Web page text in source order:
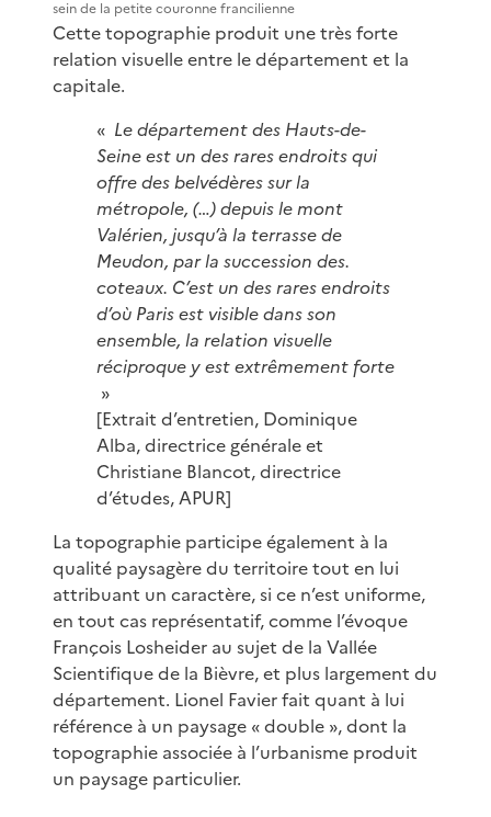
sein de la petite couronne francilienne
Cette topographie produit une très forte
relation visuelle entre le département et la
capitale.
« Le département des Hauts-de-
Seine est un des rares endroits qui
offre des belvédères sur la
métropole, (…) depuis le mont
Valérien, jusqu’à la terrasse de
Meudon, par la succession des.
coteaux. C’est un des rares endroits
d’où Paris est visible dans son
ensemble, la relation visuelle
réciproque y est extrêmement forte
»
[Extrait d’entretien, Dominique
Alba, directrice générale et
Christiane Blancot, directrice
d’études, APUR]
La topographie participe également à la
qualité paysagère du territoire tout en lui
attribuant un caractère, si ce n’est uniforme,
en tout cas représentatif, comme l’évoque
François Losheider au sujet de la Vallée
Scientifique de la Bièvre, et plus largement du
département. Lionel Favier fait quant à lui
référence à un paysage « double », dont la
topographie associée à l’urbanisme produit
un paysage particulier.